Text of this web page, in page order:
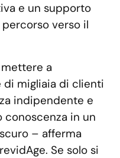
e un supporto
verso il
a
migliaia di clienti
indipendente e
in un
– afferma
Se solo si